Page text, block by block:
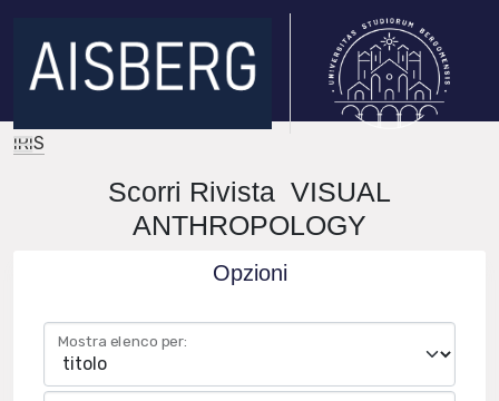
IRIS
Scorri Rivista VISUAL
ANTHROPOLOGY
Opzioni
Mostra elenco per: